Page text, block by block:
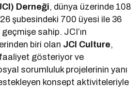
Derneği, dünya üzerinde 108
26 şubesindeki 700 üyesi ile 36
geçmişe sahip. JCI’ın
biri olan JCI Culture,
faaliyet gösteriyor ve
sorumluluk projelerinin yanı
konsept aktiviteleriyle